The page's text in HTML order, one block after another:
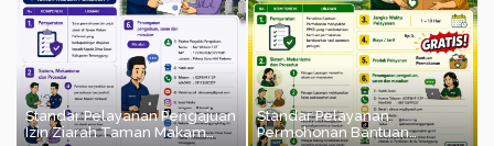
Standar Pelayanan Pengajuan
Izin Ziarah Taman Makam
Standar Pelayanan
Permohonan Bantuan